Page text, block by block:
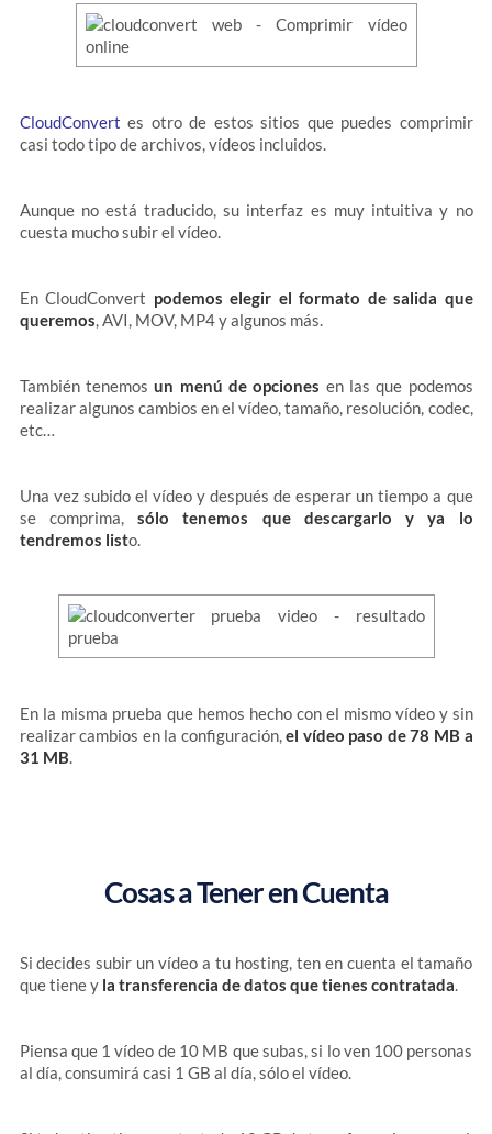
CloudConvert es otro de estos sitios que puedes comprimir
casi todo tipo de archivos, vídeos incluidos.
Aunque no está traducido, su interfaz es muy intuitiva y no
cuesta mucho subir el vídeo.
En CloudConvert podemos elegir el formato de salida que
queremos, AVI, MOV, MP4 y algunos más.
También tenemosun menú de opciones en las que podemos
realizar algunos cambios en el vídeo, tamaño, resolución, codec,
etc…
Una vez subido el vídeo y después de esperar un tiempo a que
se comprima, sólo tenemos que descargarlo y ya lo
tendremos listo.
En la misma prueba que hemos hecho con el mismo vídeo y sin
realizar cambios en la configuración,el vídeo paso de 78 MB a
31 MB.
Cosas a Tener en Cuenta
Si decides subir un vídeo a tu hosting, ten en cuenta el tamaño
que tiene y la transferencia de datos que tienes contratada.
Piensa que 1 vídeo de 10 MB que subas, si lo ven 100 personas
al día, consumirá casi 1 GB al día, sólo el vídeo.